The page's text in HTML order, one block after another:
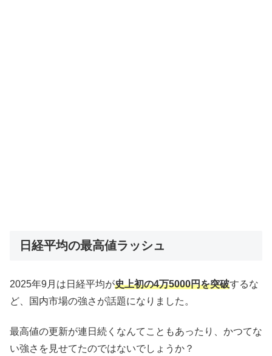
日経平均の最高値ラッシュ
2025年9月は日経平均が史上初の4万5000円を突破するな
ど、国内市場の強さが話題になりました。
最高値の更新が連日続くなんてこともあったり、かつてな
い強さを見せてたのではないでしょうか？